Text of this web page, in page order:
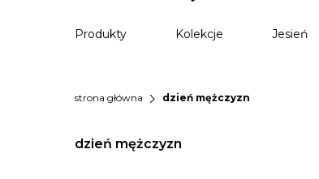
Produkty Kolekcje Jesień
strona główna chevron_right dzień mężczyzn
dzień mężczyzn